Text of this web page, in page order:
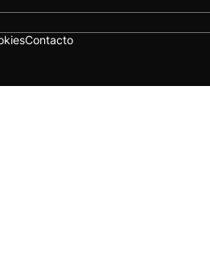
Contacto